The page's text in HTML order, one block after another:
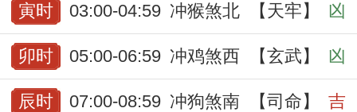
寅时 03:00-04:59 冲猴煞北 【天牢】 凶
卯时 05:00-06:59 冲鸡煞西 【玄武】 凶
辰时 07:00-08:59 冲狗煞南 【司命】 吉